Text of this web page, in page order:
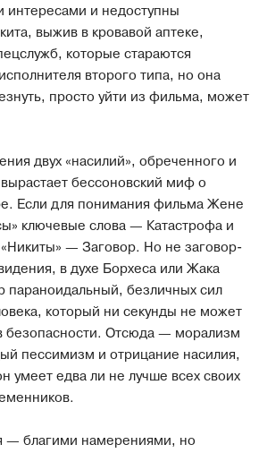
интересами и недоступны
выжив в кровавой аптеке,
которые стараются
второго типа, но она
просто уйти из фильма, может
двух «насилий», обреченного и
бессоновский миф о
Если для понимания фильма Жене
ключевые слова — Катастрофа и
— Заговор. Но не заговор-
в духе Борхеса или Жака
параноидальный, безличных сил
который ни секунды не может
безопасности. Отсюда — морализм
пессимизм и отрицание насилия,
умеет едва ли не лучше всех своих
— благими намерениями, но